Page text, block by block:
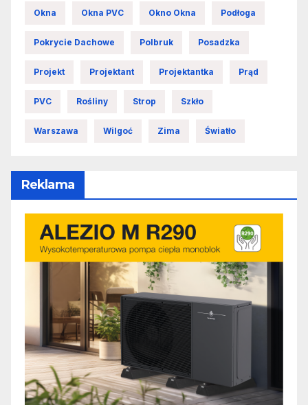
Okna Okna PVC Okno Okna Podłoga
Pokrycie Dachowe Polbruk Posadzka
Projekt Projektant Projektantka Prąd
PVC Rośliny Strop Szkło
Warszawa Wilgoć Zima Światło
Reklama